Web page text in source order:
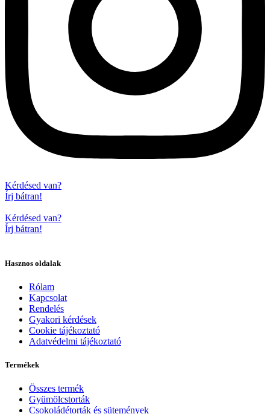
Kérdésed van?
Írj bátran!
Kérdésed van?
Írj bátran!
Hasznos oldalak
Rólam
Kapcsolat
Rendelés
Gyakori kérdések
Cookie tájékoztató
Adatvédelmi tájékoztató
Termékek
Összes termék
Gyümölcstorták
Csokoládétorták és sütemények